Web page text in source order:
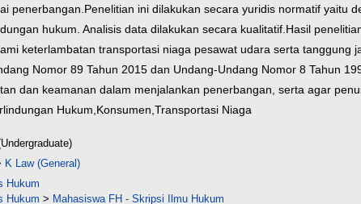
penerbangan.Penelitian ini dilakukan secara yuridis normatif yaitu
hukum. Analisis data dilakukan secara kualitatif.Hasil
keterlambatan transportasi niaga pesawat udara serta
Nomor 89 Tahun 2015 dan Undang-Undang Nomor 8 Tahun
dan keamanan dalam menjalankan penerbangan, serta agar
Hukum,Konsumen,Transportasi Niaga
K Law (General)
Hukum
Hukum > Mahasiswa FH - Skripsi Ilmu Hukum